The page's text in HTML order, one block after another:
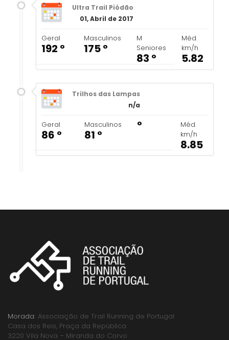
Ultra Trail Piódão
01, Abril de 2017
Geral
192 º
Masculinos
175 º
M
Seniores
83 º
Méd.
km/h
5.82
Trilhos das Lampas
n/a
Geral
86 º
Masculinos
81 º
º
Méd.
km/h
8.85
Morada: Associação de Trail Running de Portugal
Casa dos Reis, Praça da República
3220 Vila Nova – Miranda do Corvo